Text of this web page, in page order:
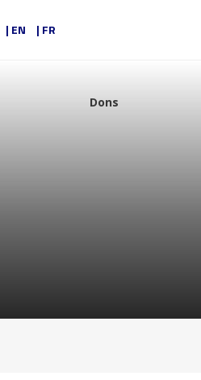
| EN | FR
Dons